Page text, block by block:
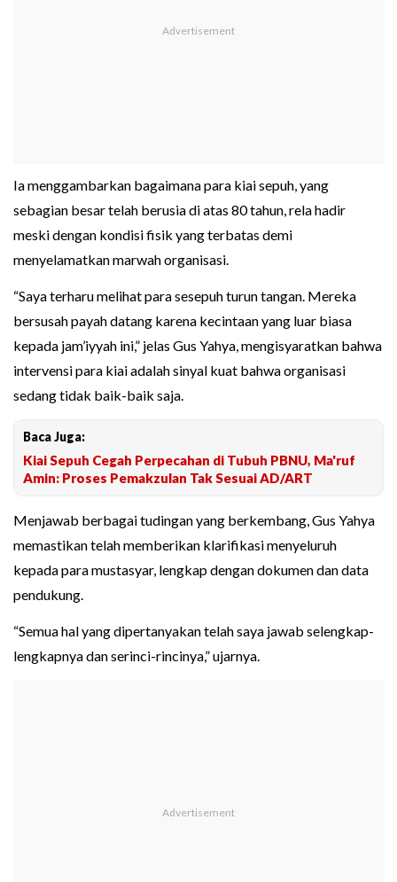
Ia menggambarkan bagaimana para kiai sepuh, yang
sebagian besar telah berusia di atas 80 tahun, rela hadir
meski dengan kondisi fisik yang terbatas demi
menyelamatkan marwah organisasi.
“Saya terharu melihat para sesepuh turun tangan. Mereka
bersusah payah datang karena kecintaan yang luar biasa
kepada jam’iyyah ini,” jelas Gus Yahya, mengisyaratkan bahwa
intervensi para kiai adalah sinyal kuat bahwa organisasi
sedang tidak baik-baik saja.
Baca Juga:
Kiai Sepuh Cegah Perpecahan di Tubuh PBNU, Ma'ruf
Amin: Proses Pemakzulan Tak Sesuai AD/ART
Menjawab berbagai tudingan yang berkembang, Gus Yahya
memastikan telah memberikan klarifikasi menyeluruh
kepada para mustasyar, lengkap dengan dokumen dan data
pendukung.
“Semua hal yang dipertanyakan telah saya jawab selengkap-
lengkapnya dan serinci-rincinya,” ujarnya.